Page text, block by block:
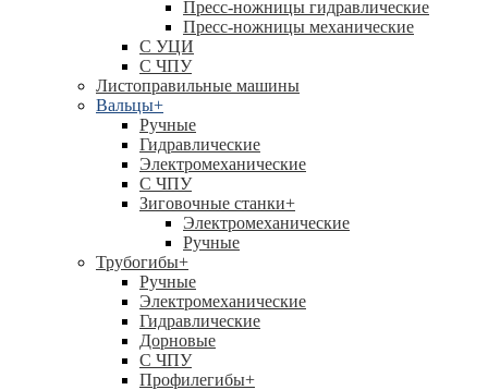
Пресс-ножницы гидравлические
Пресс-ножницы механические
С УЦИ
С ЧПУ
Листоправильные машины
Вальцы+
Ручные
Гидравлические
Электромеханические
С ЧПУ
Зиговочные станки+
Электромеханические
Ручные
Трубогибы+
Ручные
Электромеханические
Гидравлические
Дорновые
С ЧПУ
Профилегибы+